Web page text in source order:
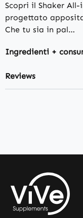
Scopri il Shaker
progettato
Che tu sia in pal…
Ingredienti +
Reviews